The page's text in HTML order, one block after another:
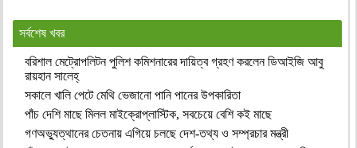
সর্বশেষ খবর
বরিশাল মেট্রোপলিটন পুলিশ কমিশনারের দায়িত্ব গ্রহণ করলেন ডিআইজি আবু
রায়হান সালেহ্
সকালে খালি পেটে মেথি ভেজানো পানি পানের উপকারিতা
পাঁচ দেশি মাছে মিলল মাইক্রোপ্লাস্টিক, সবচেয়ে বেশি কই মাছে
গণঅভ্যুত্থানের চেতনায় এগিয়ে চলছে দেশ-তথ্য ও সম্প্রচার মন্ত্রী